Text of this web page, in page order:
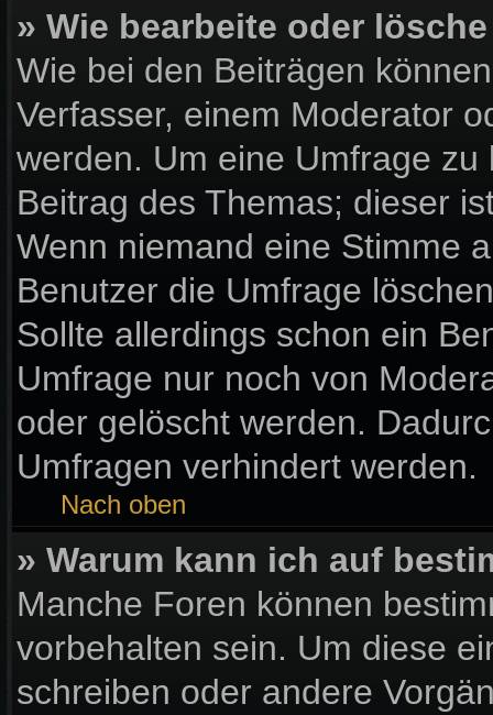
» Wie bearbeite oder
Wie bei den Beiträgen
Verfasser, einem Moderator
werden. Um eine Umfrage
Beitrag des Themas; dieser
Wenn niemand eine Stimme
Benutzer die Umfrage
Sollte allerdings schon ein
Umfrage nur noch von
oder gelöscht werden.
Umfragen verhindert werden.
Nach oben
» Warum kann ich auf
Manche Foren können
vorbehalten sein. Um diese
schreiben oder andere